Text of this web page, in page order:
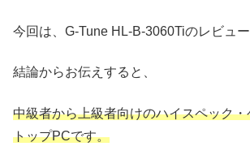
今回は、G-Tune HL-B-3060Tiのレビュー
結論からお伝えすると、
中級者から上級者向けのハイスペック
トップPCです。